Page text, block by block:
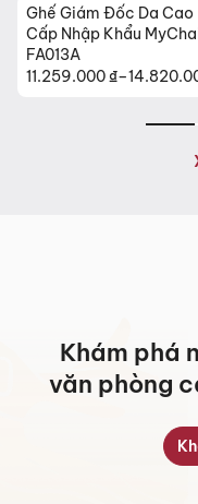
Ghế Giám Đốc Cao Cấp
Lưng Cao MyChair
MO466A
5.317.000₫–7.709.000
Khoảng
Khám phá
văn phòng